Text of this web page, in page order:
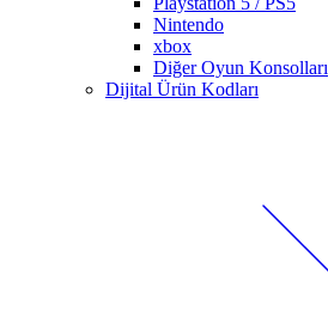
Nintendo
xbox
Diğer Oyun Konsolları
Dijital Ürün Kodları